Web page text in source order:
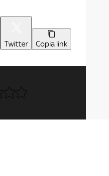
Twitter Copia link